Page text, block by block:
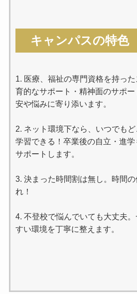
キャンパスの特色
1. 医療、福祉の専門資格を持っ
育的なサポート・精神面のサポ
安や悩みに寄り添います。
2. ネット環境下なら、いつでも
学習できる！卒業後の自立・進学
サポートします。
3. 決まった時間割は無し。時間
れ！
4. 不登校で悩んでいても大丈夫
すい環境を丁寧に整えます。